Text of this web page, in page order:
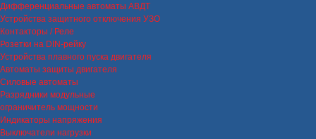
Дифференциальные автоматы АВДТ
Устройства защитного отключения УЗО
Контакторы / Реле
Розетки на DIN-рейку
Устройства плавного пуска двигателя
Автоматы защиты двигателя
Силовые автоматы
Разрядники модульные
ограничитель мощности
Индикаторы напряжения
Выключатели нагрузки